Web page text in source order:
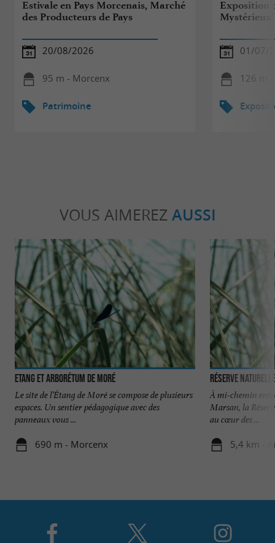
Estivale en Pays Morcenais, Marché
des Producteurs de Pays
20/08/2026
95 m - Morcenx
Patrimoine
Exposition
Mystérieux"
01/07/
126 m
VOUS AIMEREZ AUSSI
Etang et Arborétum de Moré
Le site de l’Étang de Moré se compose de plusieurs
espaces. Un sentier pédagogique avec des
panneaux vous ...
690 m - Morcenx
Réserve
À mi-chemin
Marsan, la
au cœur des ...
5,4 km -